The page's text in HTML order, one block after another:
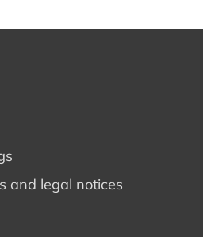
and legal notices